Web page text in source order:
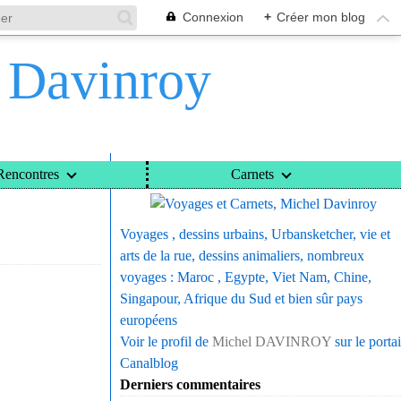
Connexion + Créer mon blog
Davinroy
Carnets
Voyages et Carnets, Michel Davinroy
Voyages , dessins urbains, Urbansketcher, vie et
arts de la rue, dessins animaliers, nombreux
voyages : Maroc , Egypte, Viet Nam, Chine,
Singapour, Afrique du Sud et bien sûr pays
européens
Voir le profil de Michel DAVINROY sur le
Canalblog
Derniers commentaires